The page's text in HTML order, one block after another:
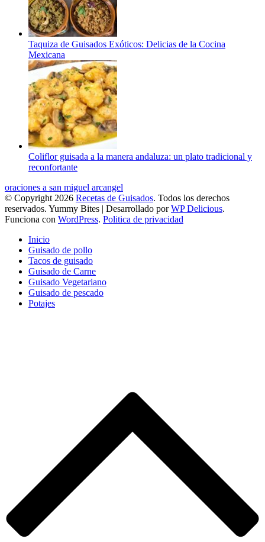
Taquiza de Guisados Exóticos: Delicias de la Cocina
Mexicana
Coliflor guisada a la manera andaluza: un plato tradicional y
reconfortante
oraciones a san miguel arcangel
© Copyright 2026 Recetas de Guisados. Todos los derechos
reservados. Yummy Bites | Desarrollado porWP Delicious.
Funciona con WordPress. Politica de privacidad
Inicio
Guisado de pollo
Tacos de guisado
Guisado de Carne
Guisado Vegetariano
Guisado de pescado
Potajes